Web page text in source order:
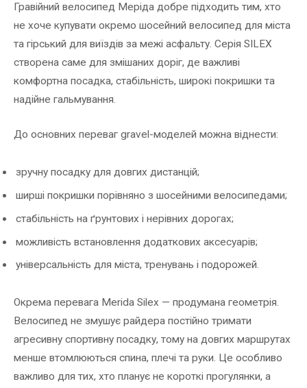
Гравійний велосипед Меріда добре підходить тим, хто
не хоче купувати окремо шосейний велосипед для міста
та гірський для виїздів за межі асфальту. Серія SILEX
створена саме для змішаних доріг, де важливі
комфортна посадка, стабільність, широкі покришки та
надійне гальмування.
До основних переваг gravel-моделей можна віднести:
зручну посадку для довгих дистанцій;
ширші покришки порівняно з шосейними велосипедами;
стабільність на ґрунтових і нерівних дорогах;
можливість встановлення додаткових аксесуарів;
універсальність для міста, тренувань і подорожей.
Окрема перевага Merida Silex — продумана геометрія.
Велосипед не змушує райдера постійно тримати
агресивну спортивну посадку, тому на довгих маршрутах
менше втомлюються спина, плечі та руки. Це особливо
важливо для тих, хто планує не короткі прогулянки, а